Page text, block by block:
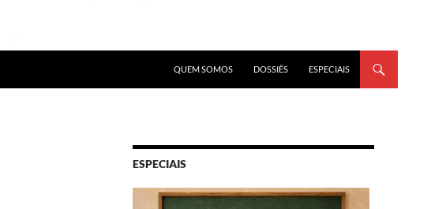
QUEM SOMOS
DOSSIÊS ESPECIAIS
ESPECIAIS